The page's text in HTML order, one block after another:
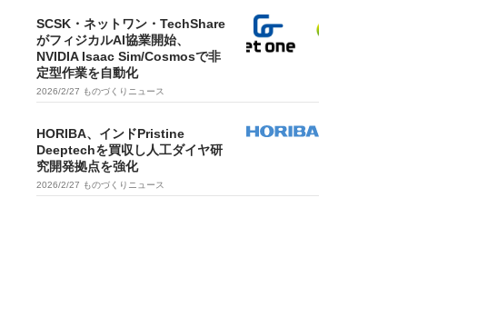
SCSK・ネットワン・TechShare
がフィジカルAI協業開始、
NVIDIA Isaac Sim/Cosmosで非
定型作業を自動化
2026/2/27 ものづくりニュース
HORIBA、インドPristine
Deeptechを買収し人工ダイヤ研
究開発拠点を強化
2026/2/27 ものづくりニュース